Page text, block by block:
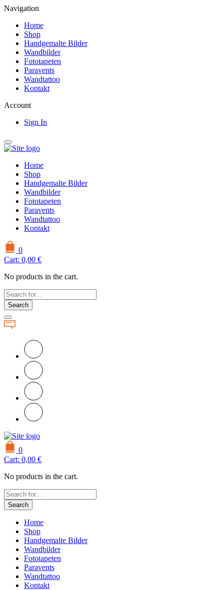
Navigation
Home
Shop
Handgemalte Bilder
Wandbilder
Fototapeten
Paravents
Wandtattoo
Kontakt
Account
Sign In
Home
Shop
Handgemalte Bilder
Wandbilder
Fototapeten
Paravents
Wandtattoo
Kontakt
0
Cart: 0,00 €
No products in the cart.
Search
0
Cart: 0,00 €
No products in the cart.
Search
Home
Shop
Handgemalte Bilder
Wandbilder
Fototapeten
Paravents
Wandtattoo
Kontakt